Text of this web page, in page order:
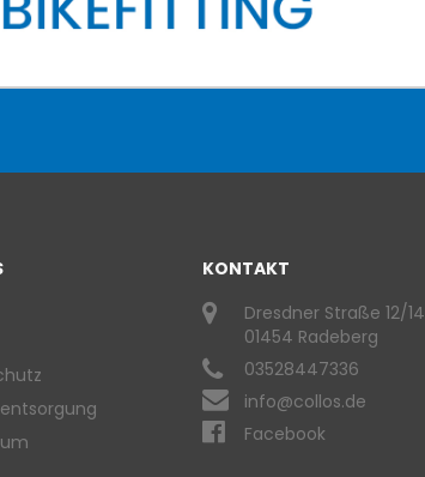
KONTAKT
Dresdner Straße 12/14
01454 Radeberg
03528447336
info@collos.de
Facebook